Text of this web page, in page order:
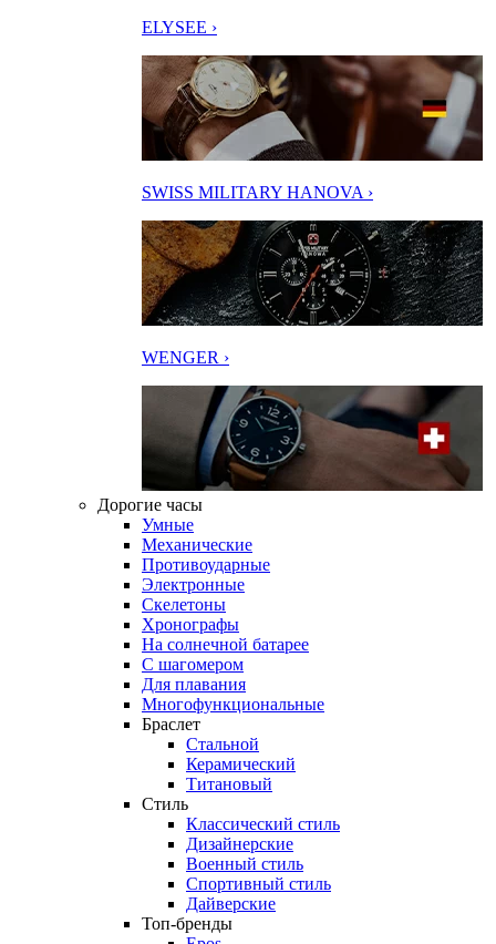
ELYSEE ›
SWISS MILITARY HANOVA ›
WENGER ›
Дорогие часы
Умные
Механические
Противоударные
Электронные
Скелетоны
Хронографы
На солнечной батарее
С шагомером
Для плавания
Многофункциональные
Браслет
Стальной
Керамический
Титановый
Стиль
Классический стиль
Дизайнерские
Военный стиль
Спортивный стиль
Дайверские
Топ-бренды